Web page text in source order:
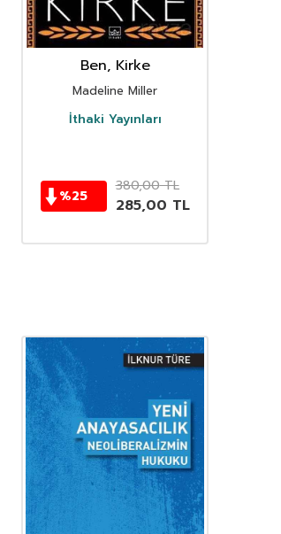
Ben, Kirke
Madeline Miller
İthaki Yayınları
%25
380,00TL
285,00 TL